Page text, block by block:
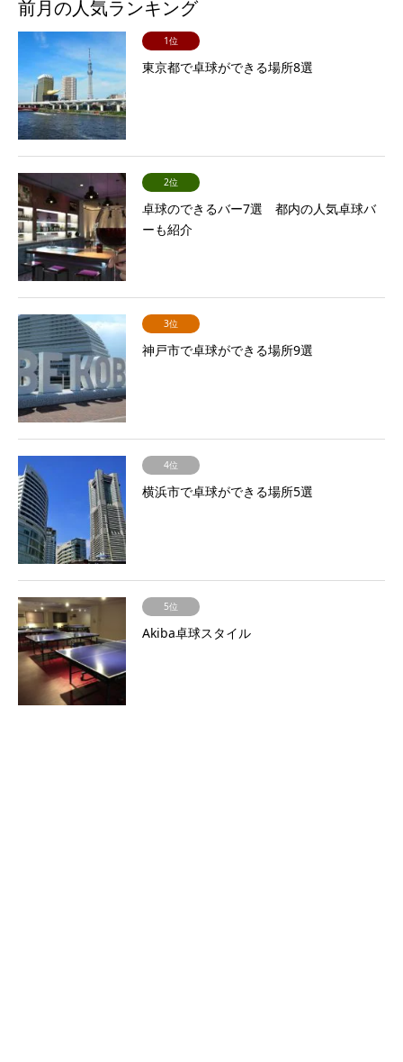
前月の人気ランキング
1位
東京都で卓球ができる場所8選
2位
卓球のできるバー7選 都内の人気卓球バ
ーも紹介
3位
神戸市で卓球ができる場所9選
4位
横浜市で卓球ができる場所5選
5位
Akiba卓球スタイル